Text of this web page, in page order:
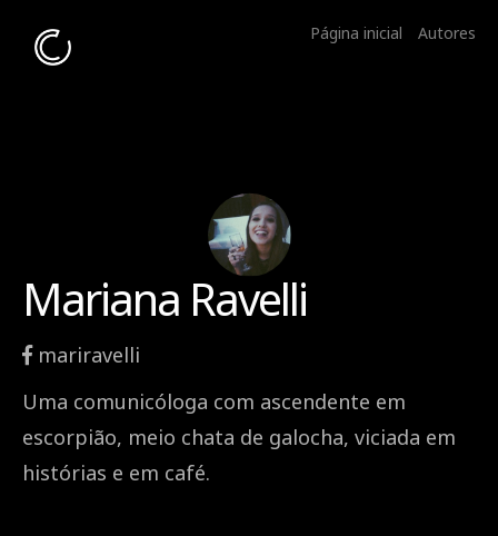
Página inicial Autores
Mariana Ravelli
mariravelli
Uma comunicóloga com ascendente em
escorpião, meio chata de galocha, viciada em
histórias e em café.